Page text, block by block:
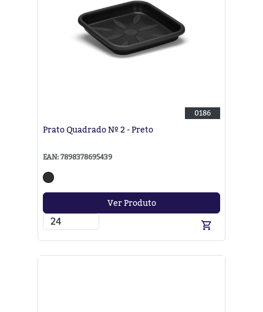
0186
Prato Quadrado Nº 2 - Preto
EAN: 7898378695439
Ver Produto